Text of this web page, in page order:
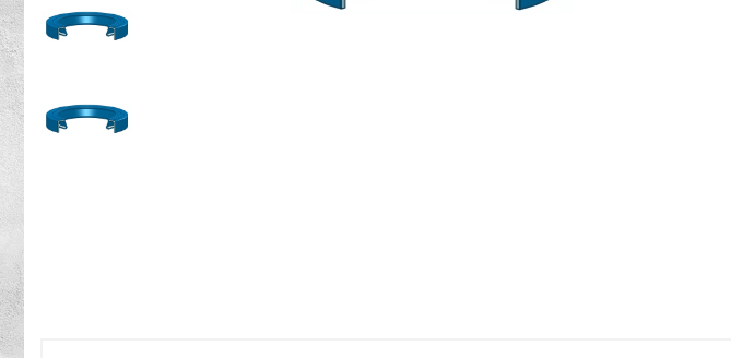
Rulmenti osc. cu role butoi
Curele
Curele trapezoidale
10x
13x
20x
32x
SPA
SPB